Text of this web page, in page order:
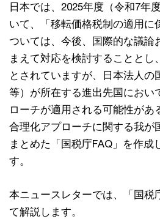
日本では、2025年度（令和7年
いて、「移転価格税制の適用に
ついては、今後、国際的な議論
まえて対応を検討することとし
とされていますが、日本法人の
等）が所在する進出先国におい
ローチが適用される可能性があ
合理化アプローチに関する我が
まとめた「国税庁FAQ」を作成
す。
本ニュースレターでは、「国税
て解説します。